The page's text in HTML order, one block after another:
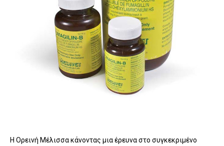
Η Ορεινή Μέλισσα κάνοντας μια έρευνα στο συγκεκριμένο